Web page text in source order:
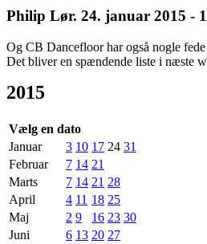
Philip Lør. 24. januar 2015 -
Og CB Dancefloor har også nogle
Det bliver en spændende liste i næste
2015
Vælg en dato
Januar
3 10 17 24 31
Februar
7 14 21
Marts
7 14 21 28
April
4 11 18 25
Maj
2 9 16 23 30
Juni
6 13 20 27